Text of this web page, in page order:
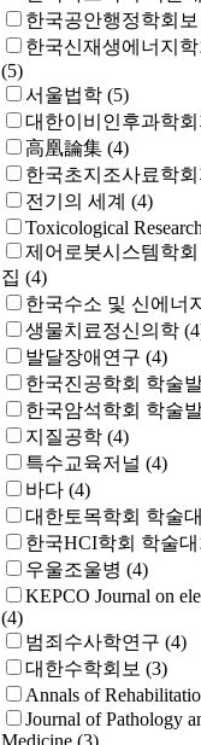
한국공안행정학회보
한국신재생에너지
(5)
서울법학 (5)
대한이비인후과학
高凰論集 (4)
한국초지조사료학회
전기의 세계 (4)
Toxicological Research
제어로봇시스템학
집 (4)
한국수소 및 신에너
생물치료정신의학
발달장애연구 (4)
한국진공학회 학술
한국암석학회 학술
지질공학 (4)
특수교육저널 (4)
바다 (4)
대한토목학회 학술
한국HCI학회 학술대
우울조울병 (4)
KEPCO Journal on
(4)
범죄수사학연구 (4)
대한수학회보 (3)
Annals of
Journal of Pathology
Medicine (3)